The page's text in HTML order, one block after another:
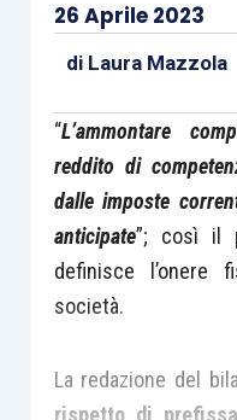
26 Aprile 2023
di Laura Mazzola
“L’ammontare
reddito di
dalle imposte
anticipate”; così il
definisce l’onere
società.
La redazione del
rispetto di